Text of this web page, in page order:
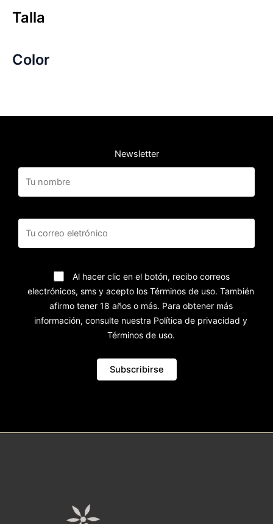
Talla
Color
Newsletter
Al hacer clic en el botón, recibo correos
electrónicos, sms y acepto los Términos de uso. También
afirmo tener 18 años o más. Para obtener más
información, consulte nuestra Política de privacidad y
Términos de uso.